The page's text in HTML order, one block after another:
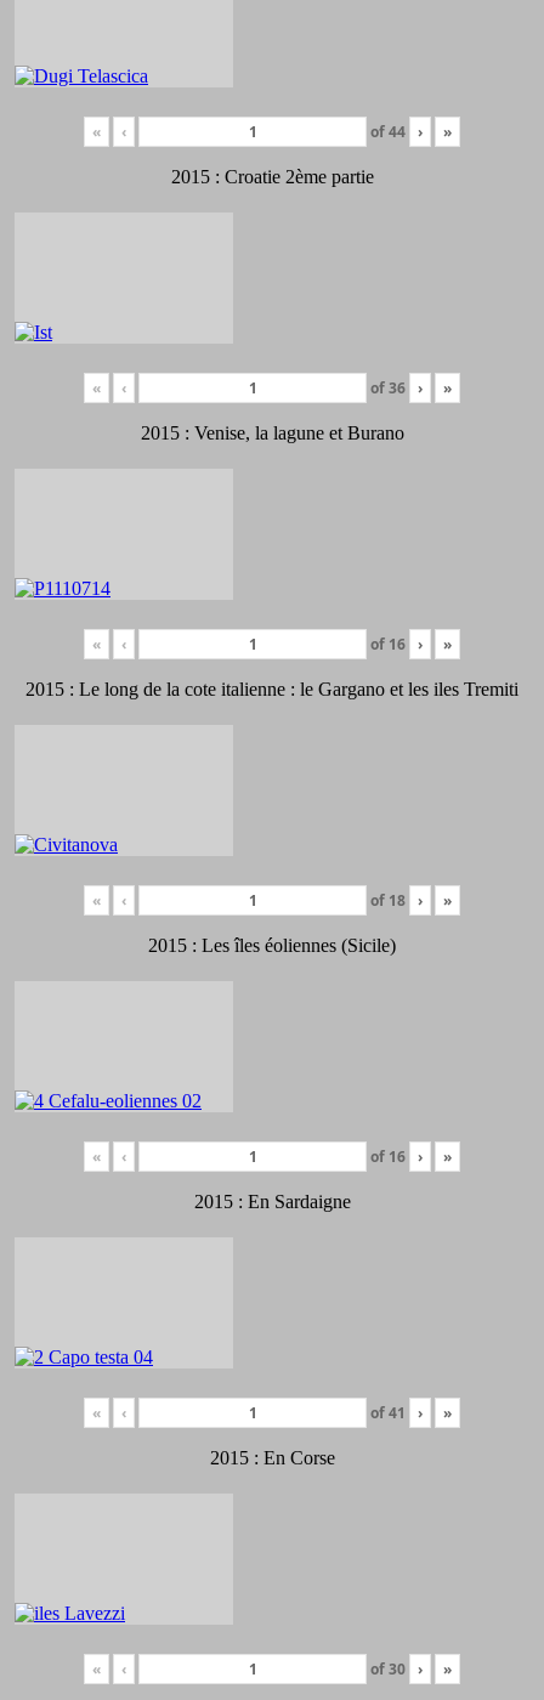
« ‹ of44 › »
2015 : Croatie 2ème partie
« ‹ of36 › »
2015 : Venise, la lagune et Burano
« ‹ of 16 › »
2015 : Le long de la cote italienne : le Gargano et les iles Tremiti
« ‹ of 18 › »
2015 : Les îles éoliennes (Sicile)
« ‹ of 16 › »
2015 : En Sardaigne
« ‹ of41 › »
2015 : En Corse
« ‹ of30 › »